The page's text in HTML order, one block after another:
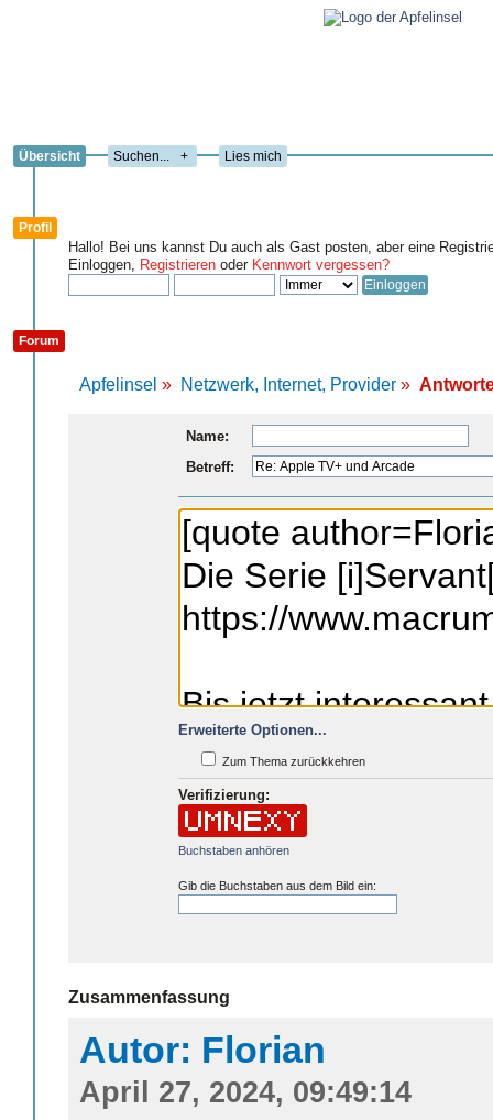
Übersicht + Lies mich
Profil
Hallo! Bei uns kannst Du auch als Gast posten, aber eine
Einloggen, Registrieren oder Kennwort vergessen?
Forum
Apfelinsel » Netzwerk, Internet, Provider »
Name:
Betreff:
Erweiterte Optionen...
Zum Thema zurückkehren
Verifizierung:
Buchstaben anhören
Gib die Buchstaben aus dem Bild ein:
Zusammenfassung
Autor: Florian
April 27, 2024, 09:49:14